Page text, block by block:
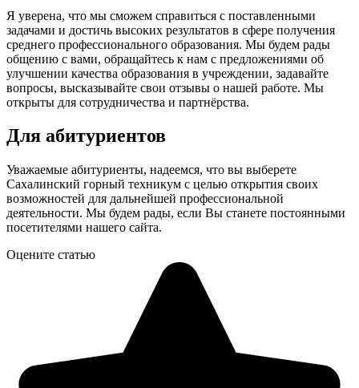
Я уверена, что мы сможем справиться с поставленными
задачами и достичь высоких результатов в сфере получения
среднего профессионального образования. Мы будем рады
общению с вами, обращайтесь к нам с предложениями об
улучшении качества образования в учреждении, задавайте
вопросы, высказывайте свои отзывы о нашей работе. Мы
открыты для сотрудничества и партнёрства.
Для абитуриентов
Уважаемые абитуриенты, надеемся, что вы выберете
Сахалинский горный техникум с целью открытия своих
возможностей для дальнейшей профессиональной
деятельности. Мы будем рады, если Вы станете постоянными
посетителями нашего сайта.
Оцените статью